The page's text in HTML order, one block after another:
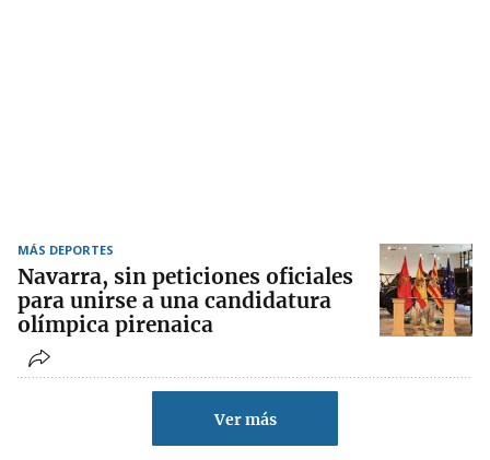
MÁS DEPORTES
Navarra, sin peticiones oficiales
para unirse a una candidatura
olímpica pirenaica
Ver más